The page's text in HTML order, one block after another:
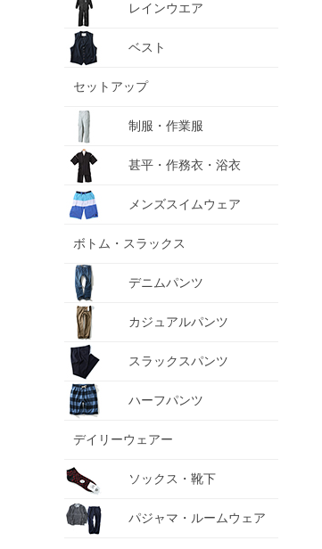
レインウエア
ベスト
セットアップ
制服・作業服
甚平・作務衣・浴衣
メンズスイムウェア
ボトム・スラックス
デニムパンツ
カジュアルパンツ
スラックスパンツ
ハーフパンツ
デイリーウェアー
ソックス・靴下
パジャマ・ルームウェア